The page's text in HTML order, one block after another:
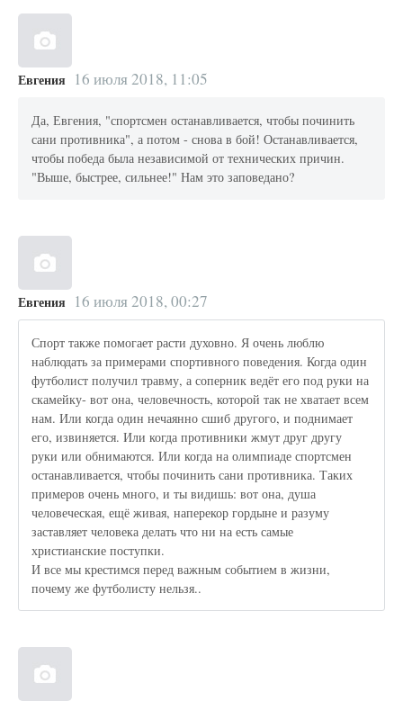
Евгения 16 июля 2018, 11:05
Да, Евгения, "спортсмен останавливается, чтобы починить
сани противника", а потом - снова в бой! Останавливается,
чтобы победа была независимой от технических причин.
"Выше, быстрее, сильнее!" Нам это заповедано?
Евгения 16 июля 2018, 00:27
Спорт также помогает расти духовно. Я очень люблю
наблюдать за примерами спортивного поведения. Когда один
футболист получил травму, а соперник ведёт его под руки на
скамейку- вот она, человечность, которой так не хватает всем
нам. Или когда один нечаянно сшиб другого, и поднимает
его, извиняется. Или когда противники жмут друг другу
руки или обнимаются. Или когда на олимпиаде спортсмен
останавливается, чтобы починить сани противника. Таких
примеров очень много, и ты видишь: вот она, душа
человеческая, ещё живая, наперекор гордыне и разуму
заставляет человека делать что ни на есть самые
христианские поступки.
И все мы крестимся перед важным событием в жизни,
почему же футболисту нельзя..